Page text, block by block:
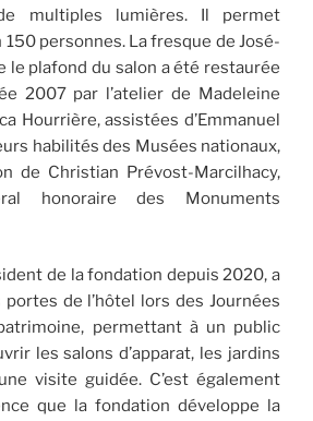
multiples lumières. Il permet
150 personnes. La fresque de José-
le plafond du salon a été restaurée
2007 par l’atelier de Madeleine
Hourrière, assistées d’Emmanuel
habilités des Musées nationaux,
de Christian Prévost-Marcilhacy,
honoraire des Monuments
de la fondation depuis 2020, a
portes de l’hôtel lors des Journées
permettant à un public
les salons d’apparat, les jardins
visite guidée. C’est également
que la fondation développe la